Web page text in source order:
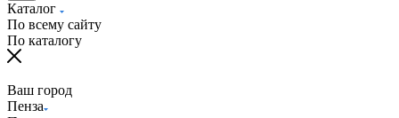
Каталог
По всему сайту
По каталогу
Ваш город
Пенза